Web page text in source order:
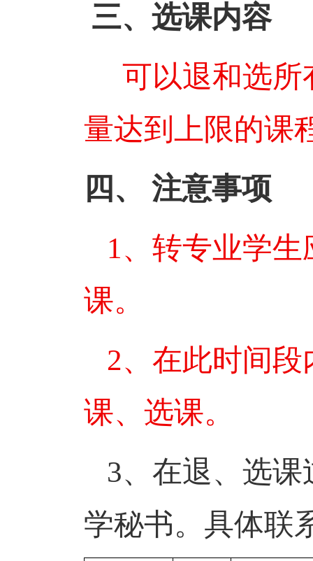
三、选课内容
可以退和选所
量达到上限的课
四、
注意事项
1、转专业学
课。
2、在此时间
课、选课。
3、在退、选
学秘书。具体联